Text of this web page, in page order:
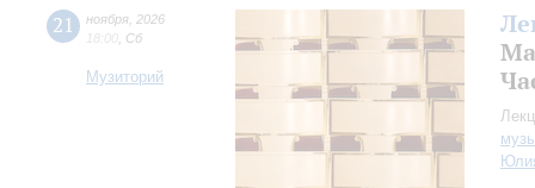
21 ноября 2026
18:00 Сб
Музиторий